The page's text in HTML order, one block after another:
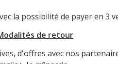
la possibilité de payer en 3
de retour
d'offres avec nos